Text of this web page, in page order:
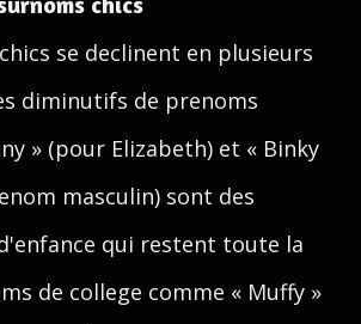
se declinent en plusieurs
diminutifs de prenoms
» (pour Elizabeth) et « Binky
masculin) sont des
qui restent toute la
de college comme « Muffy »